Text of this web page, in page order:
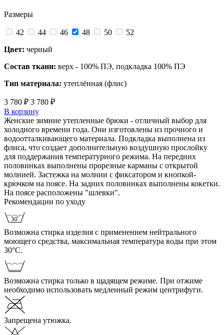
Размеры
42 44 46 48 50
52
Цвет: черный
Состав ткани: верх - 100% ПЭ, подкладка 100% ПЭ
Тип материала: утеплённая (флис)
3 780 ₽ 3 780 ₽
В корзину
Женские зимние утепленные брюки - отличный выбор для
холодного времени года. Они изготовлены из прочного и
водоотталкивающего материала. Подкладка выполнена из
флиса, что создает дополнительную воздушную прослойку
для поддержания температурного режима. На передних
половинках выполнены прорезные карманы с открытой
молнией. Застежка на молнии с фиксатором и кнопкой-
крючком на поясе. На задних половинках выполнены кокетки.
На поясе расположены "шлевки".
Рекомендации по уходу
Возможна стирка изделия с применением нейтрального
моющего средства, максимальная температура воды при этом
30°С.
Возможна стирка только в щадящем режиме. При отжиме
необходимо использовать медленный режим центрифуги.
Запрещена утюжка.